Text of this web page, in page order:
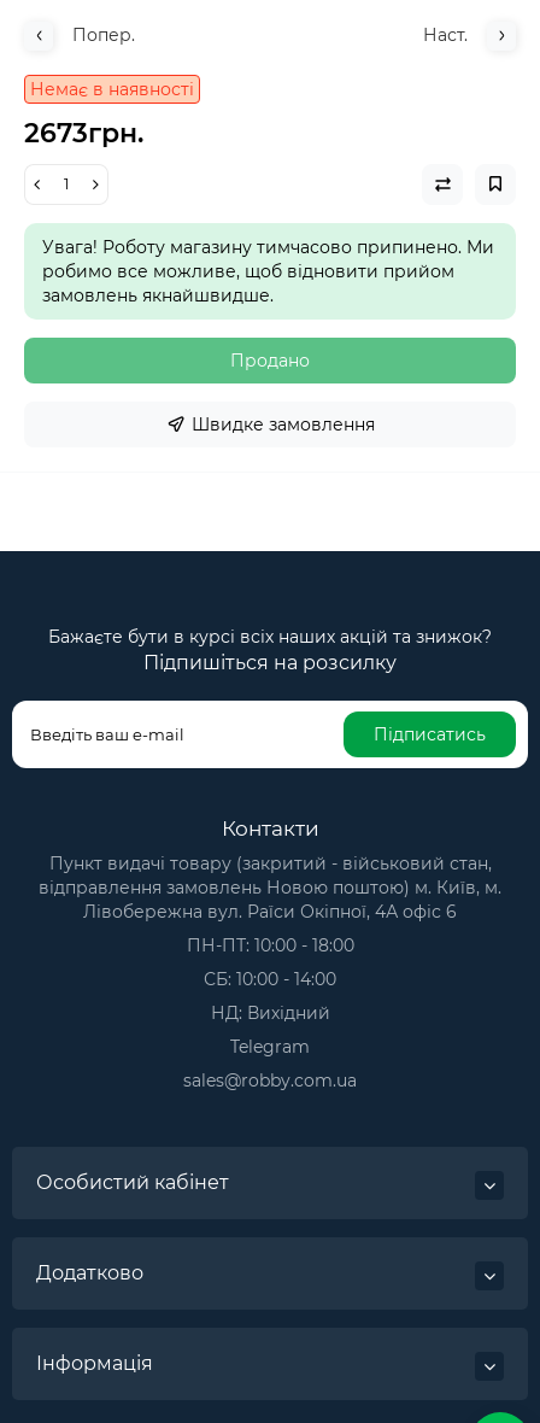
Попер. Наст.
Немає в наявності
2673грн.
Увага! Роботу магазину тимчасово припинено. Ми
робимо все можливе, щоб відновити прийом
замовлень якнайшвидше.
Продано
Швидке замовлення
Бажаєте бути в курсі всіх наших акцій та знижок?
Підпишіться на розсилку
Підписатись
Контакти
Пункт видачі товару (закритий - військовий стан,
відправлення замовлень Новою поштою) м. Київ, м.
Лівобережна вул. Раїси Окіпної, 4А офіс 6
ПН-ПТ: 10:00 - 18:00
СБ: 10:00 - 14:00
НД: Вихідний
Telegram
sales@robby.com.ua
Особистий кабінет
Додатково
Інформація